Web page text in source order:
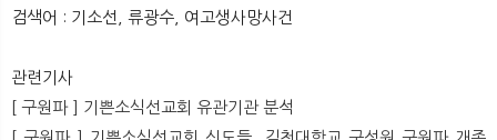
검색어 : 기소선, 류광수, 여고생사망사건
관련기사
[ 구원파 ] 기쁜소식선교회 유관기관 분석